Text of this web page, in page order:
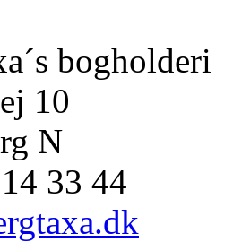
bogholderi
10
N
33 44